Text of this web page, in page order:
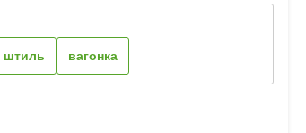
штиль вагонка